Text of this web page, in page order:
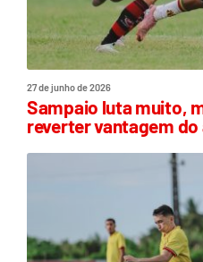
27 de junho de 2026
Sampaio luta muito,
reverter vantagem